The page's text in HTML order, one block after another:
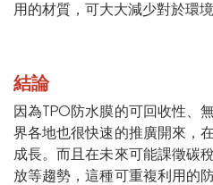
用的材質，可大大減少對於環境
結論
因為TPO防水膜的可回收性、
界各地也很快速的推廣開來，
成長。而且在未來可能課徵碳
放等趨勢，這種可重複利用的